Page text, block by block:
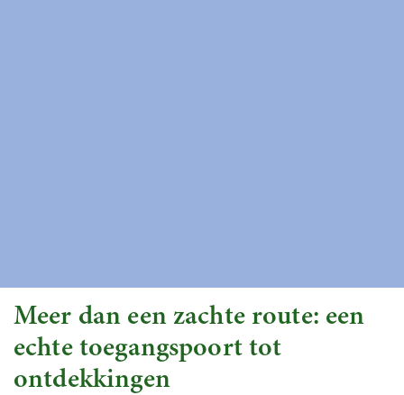
Meer dan een zachte route: een
echte toegangspoort tot
ontdekkingen